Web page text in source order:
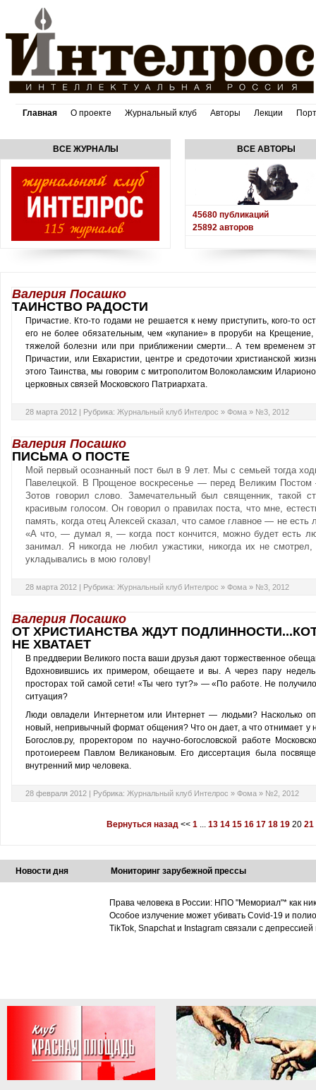
Главная О проекте Журнальный клуб Авторы Лекции
ВСЕ ЖУРНАЛЫ ВСЕ АВТОРЫ
45680 публикаций
25892 авторов
Валерия Посашко
ТАИНСТВО РАДОСТИ
Причастие. Кто-то годами не решается к нему приступить, кого-то
его не более обязательным, чем «купание» в проруби на Крещение,
тяжелой болезни или при приближении смерти... А тем временем
Причастии, или Евхаристии, центре и средоточии христианской
этого Таинства, мы говорим с митрополитом Волоколамским
церковных связей Московского Патриархата.
28 марта 2012 | Рубрика: Журнальный клуб Интелрос » Фома » №3, 2012
Валерия Посашко
ПИСЬМА О ПОСТЕ
Мой первый осознанный пост был в 9 лет. Мы с семьей тогда
Павелецкой. В Прощеное воскресенье — перед Великим
Зотов говорил слово. Замечательный был священник, такой
красивым голосом. Он говорил о правилах поста, что мне,
память, когда отец Алексей сказал, что самое главное — не
«А что, — думал я, — когда пост кончится, можно будет есть
занимал. Я никогда не любил ужастики, никогда их не
укладывались в мою голову!
28 марта 2012 | Рубрика: Журнальный клуб Интелрос » Фома » №3, 2012
Валерия Посашко
ОТ ХРИСТИАНСТВА ЖДУТ
НЕ ХВАТАЕТ
В преддверии Великого поста ваши друзья дают торжественное
Вдохновившись их примером, обещаете и вы. А через пару
просторах той самой сети! «Ты чего тут?» ­— «По работе. Не
ситуация?
Люди овладели Интернетом или Интернет — людьми? Насколько
новый, непривычный формат общения? Что он дает, а что отнимает у
Богослов.ру, проректором по научно-богословской работе
протоиереем Павлом Великановым. Его диссертация была
внутренний мир человека.
28 февраля 2012 | Рубрика: Журнальный клуб Интелрос » Фома » №2, 2012
Вернуться назад << 1 ... 13 14 15 16 17 18 19 20 21
Новости дня Мониторинг зарубежной прессы
Права человека в России: НПО "Мемориал"* как
Особое излучение может убивать Covid-19 и
TikTok, Snapchat и Instagram связали с